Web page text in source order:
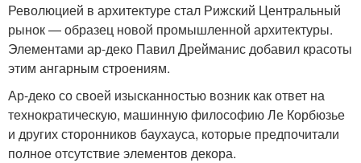
Революцией в архитектуре стал Рижский Центральный
рынок — образец новой промышленной архитектуры.
Элементами ар-деко Павил Дрейманис добавил красоты
этим ангарным строениям.
Ар-деко со своей изысканностью возник как ответ на
технократическую, машинную философию Ле Корбюзье
и других сторонников баухауса, которые предпочитали
полное отсутствие элементов декора.